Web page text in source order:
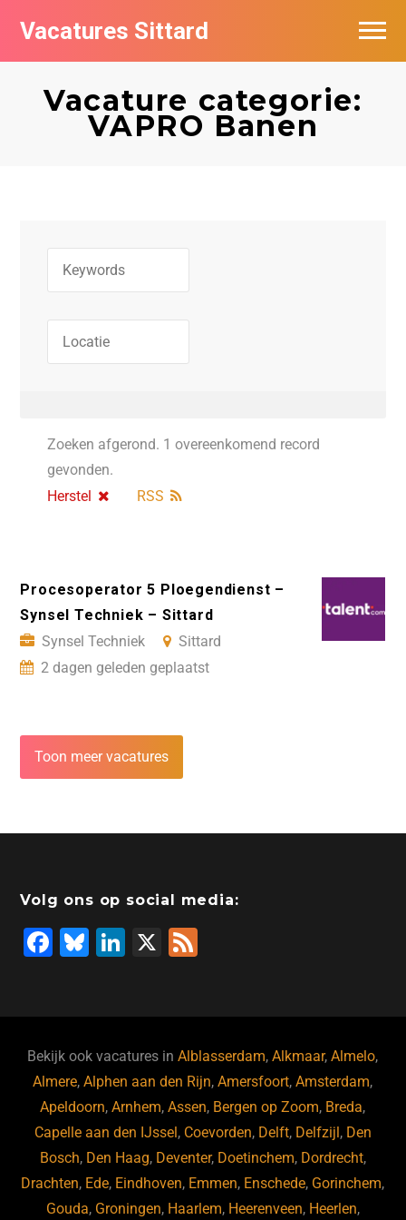
Vacatures Sittard
Vacature categorie:
VAPRO Banen
Zoeken afgerond. 1 overeenkomend record
gevonden.
Herstel
RSS
Procesoperator 5 Ploegendienst –
Synsel Techniek – Sittard
Synsel Techniek
Sittard
2 dagen geleden geplaatst
Toon meer vacatures
Volg ons op social media:
F
b
o
o
k
Bl
ky
Li
dI
n
X
Bekijk ook vacatures inAlblasserdam,Alkmaar,Almelo,
Almere,Alphen aan den Rijn,Amersfoort,Amsterdam,
Apeldoorn,Arnhem,Assen, Bergen op Zoom, Breda,
Capelle aan den IJssel , Coevorden, Delft, Delfzijl , Den
Bosch, Den Haag, Deventer, Doetinchem, Dordrecht,
Drachten, Ede, Eindhoven, Emmen, Enschede, Gorinchem,
Gouda, Groningen, Haarlem, Heerenveen, Heerlen,
Vacatures per bedrijf
De populairste vacatures in Sittard